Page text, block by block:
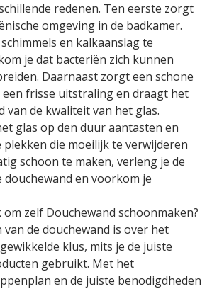
redenen. Ten eerste zorgt
omgeving in de badkamer.
en kalkaanslag te
je dat bacteriën zich kunnen
Daarnaast zorgt een schone
frisse uitstraling en draagt het
van de kwaliteit van het glas.
glas op den duur aantasten en
die moeilijk te verwijderen
schoon te maken, verleng je de
douchewand en voorkom je
zelf Douchewand schoonmaken?
de douchewand is over het
klus, mits je de juiste
gebruikt. Met het
en de juiste benodigdheden